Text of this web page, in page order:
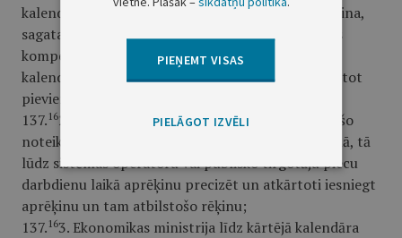
kalendāra mēneša divdesmitajam datumam aprēķina,
sagatavo un iesniedz Ekonomikas ministrijā valsts
kompensācijas apmēra aprēķinu par iepriekšējo
kalendāra mēnesi un tam atbilstošu rēķinu (ieskaitot
pievienotās vērtības nodokli);
137. 162. ja Ekonomikas ministrija konstatē kļūdas šo
noteikumu 137.
1. apakšpunktā minētajā aprēķinā, tā
lūdz sistēmas operatoru vai publisko tirgotāju piecu
darbdienu laikā aprēķinu precizēt un atkārtoti iesniegt
aprēķinu un tam atbilstošo rēķinu;
137. 163. Ekonomikas ministrija līdz kārtējā kalendāra
PIEŅEMT VISAS
PIELĀGOT IZVĒLI